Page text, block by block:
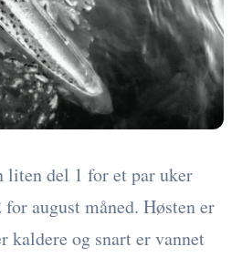
liten del 1 for et par uker
august måned. Høsten er
kaldere og snart er vannet